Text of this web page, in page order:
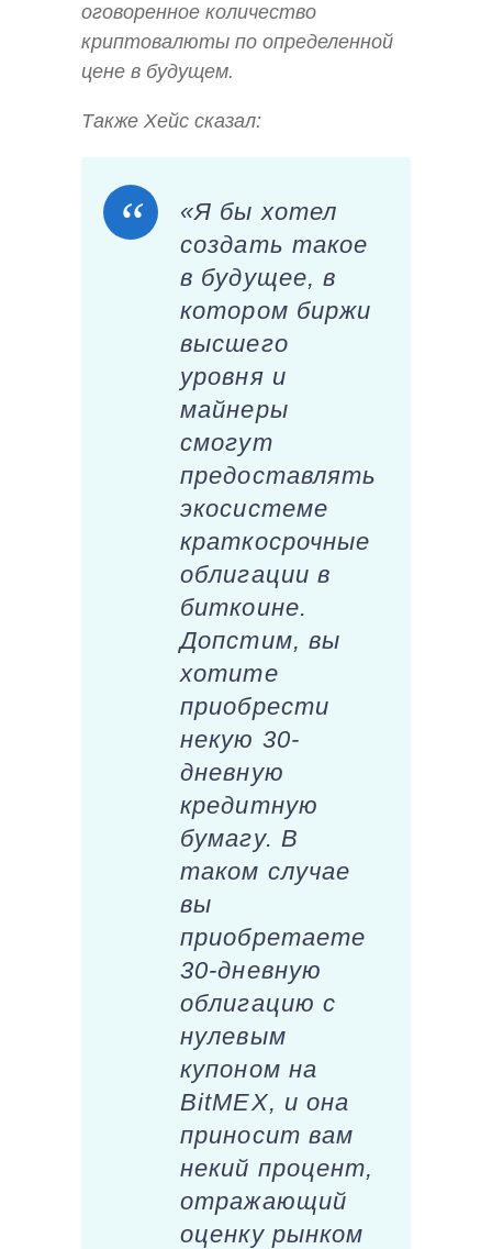
оговоренное количество
криптовалюты по определенной
цене в будущем.
Также Хейс сказал:
«Я бы хотел
создать такое
в будущее, в
котором биржи
высшего
уровня и
майнеры
смогут
предоставлять
экосистеме
краткосрочные
облигации в
биткоине.
Допстим, вы
хотите
приобрести
некую 30-
дневную
кредитную
бумагу. В
таком случае
вы
приобретаете
30-дневную
облигацию с
нулевым
купоном на
BitMEX, и она
приносит вам
некий процент,
отражающий
оценку рынком